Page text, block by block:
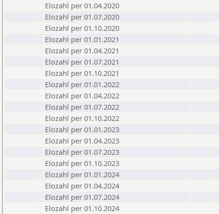
Elozahl per 01.04.2020
Elozahl per 01.07.2020
Elozahl per 01.10.2020
Elozahl per 01.01.2021
Elozahl per 01.04.2021
Elozahl per 01.07.2021
Elozahl per 01.10.2021
Elozahl per 01.01.2022
Elozahl per 01.04.2022
Elozahl per 01.07.2022
Elozahl per 01.10.2022
Elozahl per 01.01.2023
Elozahl per 01.04.2023
Elozahl per 01.07.2023
Elozahl per 01.10.2023
Elozahl per 01.01.2024
Elozahl per 01.04.2024
Elozahl per 01.07.2024
Elozahl per 01.10.2024